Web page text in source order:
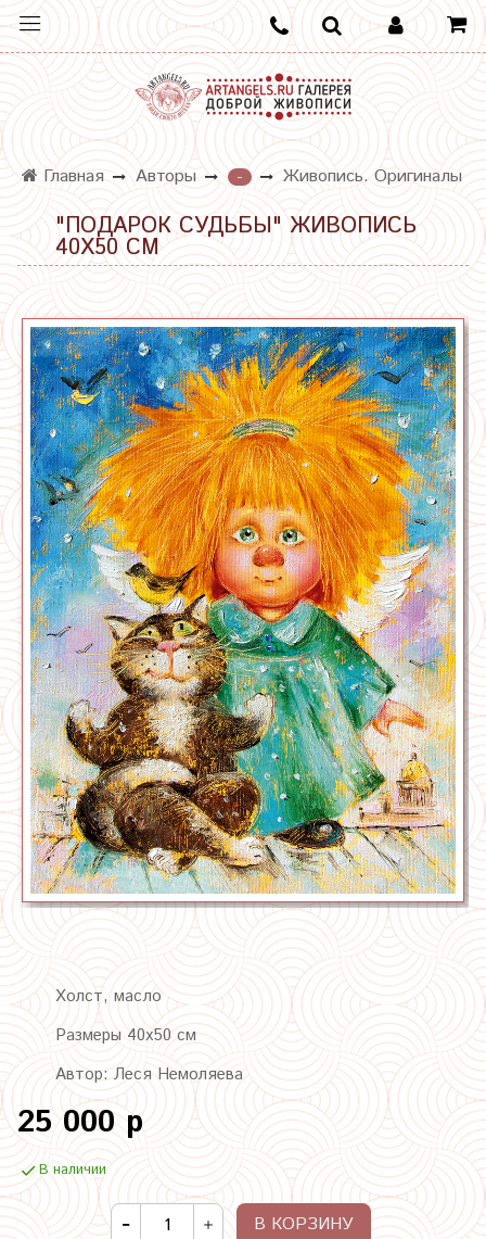
Главная Авторы - Живопись. Оригиналы
"ПОДАРОК СУДЬБЫ" ЖИВОПИСЬ
40Х50 СМ
Холст, масло
Размеры 40х50 см
Автор: Леся Немоляева
25 000 р
В наличии
В КОРЗИНУ